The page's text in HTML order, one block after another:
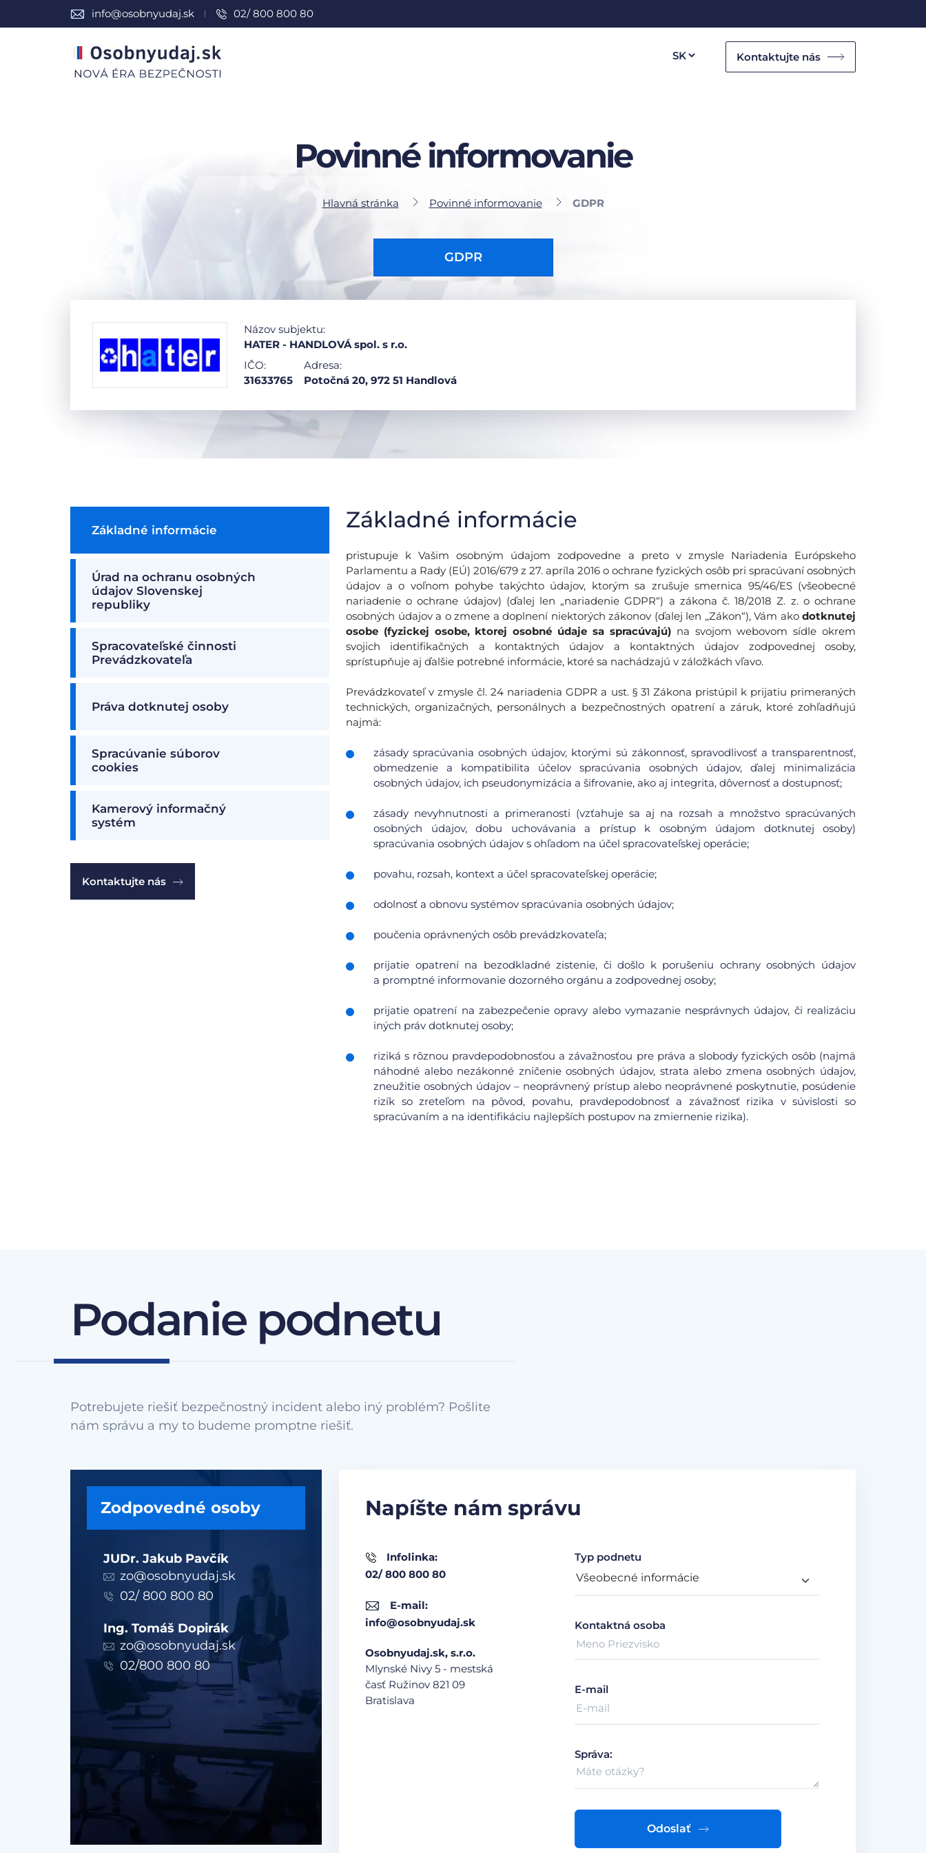
info@osobnyudaj.sk 02/ 800 800 80
Kontaktujte nás
Povinné informovanie
Hlavná stránka Povinné informovanie GDPR
GDPR
Názov subjektu:
HATER - HANDLOVÁ spol. s r.o.
IČO:
31633765
Adresa:
Potočná 20, 972 51 Handlová
Základné informácie
Úrad na ochranu osobných
údajov Slovenskej
republiky
Spracovateľské činnosti
Prevádzkovateľa
Práva dotknutej osoby
Spracúvanie súborov
cookies
Kamerový informačný
systém
Kontaktujte nás
Základné informácie
pristupuje k Vašim osobným údajom zodpovedne a preto v zmysle Nariadenia Európskeho
Parlamentu a Rady (EÚ) 2016/679 z 27. apríla 2016 o ochrane fyzických osôb pri spracúvaní osobných
údajov a o voľnom pohybe takýchto údajov, ktorým sa zrušuje smernica 95/46/ES (všeobecné
nariadenie o ochrane údajov) (ďalej len „nariadenie GDPR“) a zákona č. 18/2018 Z. z. o ochrane
osobných údajov a o zmene a doplnení niektorých zákonov (ďalej len ,,Zákon“), Vám ako dotknutej
osobe (fyzickej osobe, ktorej osobné údaje sa spracúvajú)na svojom webovom sídle okrem
svojich identifikačných a kontaktných údajov a kontaktných údajov zodpovednej osoby,
sprístupňuje aj ďalšie potrebné informácie, ktoré sa nachádzajú v záložkách vľavo.
Prevádzkovateľ v zmysle čl. 24 nariadenia GDPR a ust. § 31 Zákona pristúpil k prijatiu primeraných
technických, organizačných, personálnych a bezpečnostných opatrení a záruk, ktoré zohľadňujú
najmä:
zásady spracúvania osobných údajov, ktorými sú zákonnosť, spravodlivosť a transparentnosť,
obmedzenie a kompatibilita účelov spracúvania osobných údajov, ďalej minimalizácia
osobných údajov, ich pseudonymizácia a šifrovanie, ako aj integrita, dôvernosť a dostupnosť;
zásady nevyhnutnosti a primeranosti (vzťahuje sa aj na rozsah a množstvo spracúvaných
osobných údajov, dobu uchovávania a prístup k osobným údajom dotknutej osoby)
spracúvania osobných údajov s ohľadom na účel spracovateľskej operácie;
povahu, rozsah, kontext a účel spracovateľskej operácie;
odolnosť a obnovu systémov spracúvania osobných údajov;
poučenia oprávnených osôb prevádzkovateľa;
prijatie opatrení na bezodkladné zistenie, či došlo k porušeniu ochrany osobných údajov
a promptné informovanie dozorného orgánu a zodpovednej osoby;
prijatie opatrení na zabezpečenie opravy alebo vymazanie nesprávnych údajov, či realizáciu
iných práv dotknutej osoby;
riziká s rôznou pravdepodobnosťou a závažnosťou pre práva a slobody fyzických osôb (najmä
náhodné alebo nezákonné zničenie osobných údajov, strata alebo zmena osobných údajov,
zneužitie osobných údajov – neoprávnený prístup alebo neoprávnené poskytnutie, posúdenie
rizík so zreteľom na pôvod, povahu, pravdepodobnosť a závažnosť rizika v súvislosti so
spracúvaním a na identifikáciu najlepších postupov na zmiernenie rizika).
Podanie podnetu
Potrebujete riešiť bezpečnostný incident alebo iný problém? Pošlite
Zodpovedné osoby
JUDr. Jakub Pavčík
zo@osobnyudaj.sk
02/ 800 800 80
Ing. Tomáš Dopirák
zo@osobnyudaj.sk
02/800 800 80
Napíšte nám správu
Infolinka:
02/ 800 800 80
E-mail:
info@osobnyudaj.sk
Osobnyudaj.sk, s.r.o.
Mlynské Nivy 5 - mestská
časť Ružinov 821 09
Bratislava
Typ podnetu
Kontaktná osoba
E-mail
Správa:
Odoslať